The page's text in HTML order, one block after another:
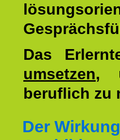
Das
umsetzen,
beruflich zu
Der